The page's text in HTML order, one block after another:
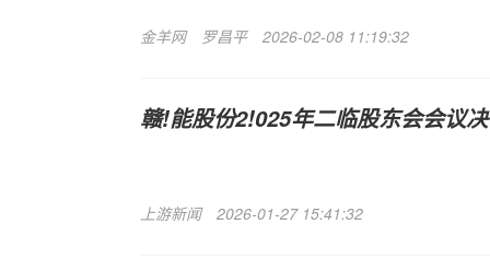
金羊网 罗昌平 2026-02-08 11:19:32
赣!能股份2!025年二临股东会会议
上游新闻 2026-01-27 15:41:32